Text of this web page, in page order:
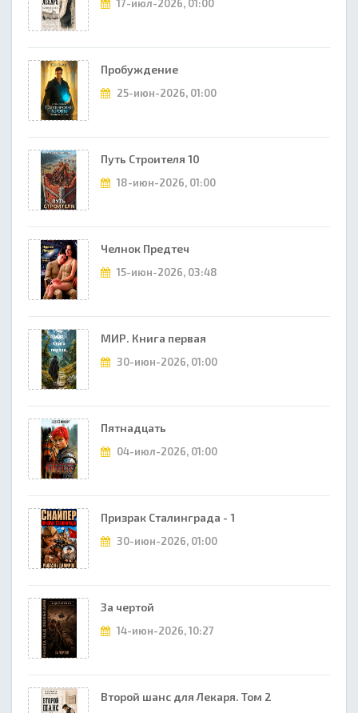
17-июл-2026, 01:00
Пробуждение
25-июн-2026, 01:00
Путь Строителя 10
18-июн-2026, 01:00
Челнок Предтеч
15-июн-2026, 03:48
МИР. Книга первая
30-июн-2026, 01:00
Пятнадцать
04-июл-2026, 01:00
Призрак Сталинграда - 1
30-июн-2026, 01:00
За чертой
14-июн-2026, 10:27
Второй шанс для Лекаря. Том 2